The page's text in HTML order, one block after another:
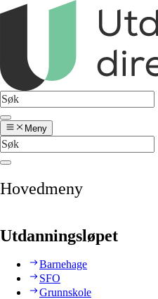
Meny
Hovedmeny
Utdanningsløpet
Barnehage
SFO
Grunnskole